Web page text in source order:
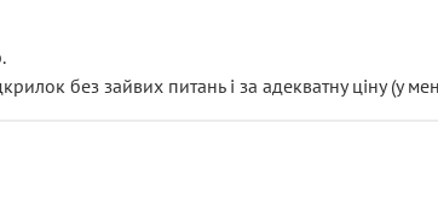
без зайвих питань і за адекватну ціну (у